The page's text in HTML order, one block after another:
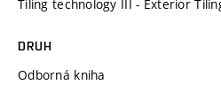
Tiling technology III - Exterior
DRUH
Odborná kniha